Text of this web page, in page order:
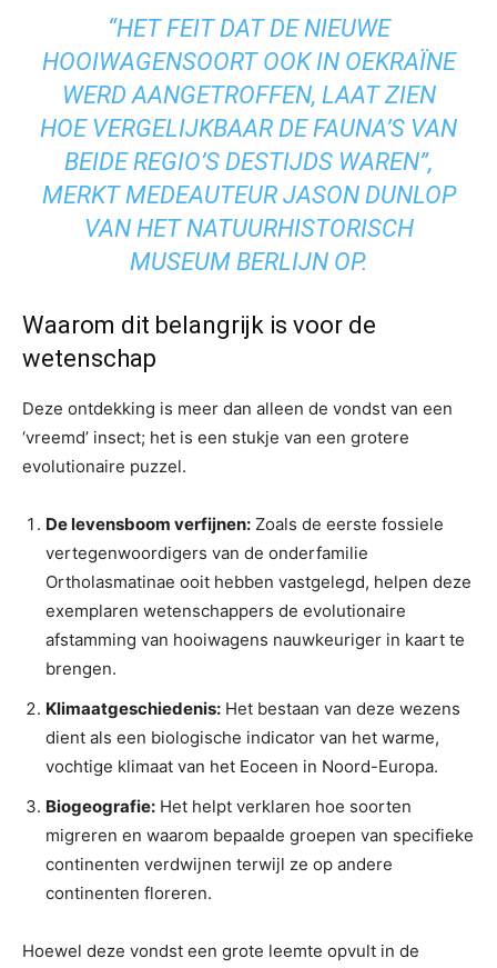
“HET FEIT DAT DE NIEUWE
HOOIWAGENSOORT OOK IN OEKRAÏNE
WERD AANGETROFFEN, LAAT ZIEN
HOE VERGELIJKBAAR DE FAUNA’S VAN
BEIDE REGIO’S DESTIJDS WAREN”,
MERKT MEDEAUTEUR JASON DUNLOP
VAN HET NATUURHISTORISCH
MUSEUM BERLIJN OP.
Waarom dit belangrijk is voor de
wetenschap
Deze ontdekking is meer dan alleen de vondst van een
‘vreemd’ insect; het is een stukje van een grotere
evolutionaire puzzel.
De levensboom verfijnen: Zoals de eerste fossiele
vertegenwoordigers van de onderfamilie
Ortholasmatinae ooit hebben vastgelegd, helpen deze
exemplaren wetenschappers de evolutionaire
afstamming van hooiwagens nauwkeuriger in kaart te
brengen.
Klimaatgeschiedenis: Het bestaan ​​van deze wezens
dient als een biologische indicator van het warme,
vochtige klimaat van het Eoceen in Noord-Europa.
Biogeografie: Het helpt verklaren hoe soorten
migreren en waarom bepaalde groepen van specifieke
continenten verdwijnen terwijl ze op andere
continenten floreren.
Hoewel deze vondst een grote leemte opvult in de